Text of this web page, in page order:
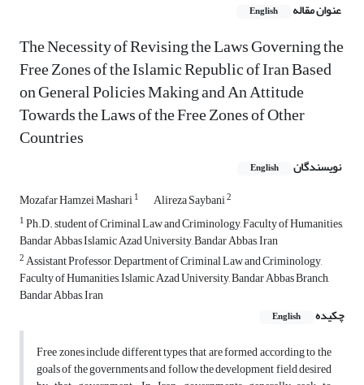
عنوان مقاله English
The Necessity of Revising the Laws Governing the
Free Zones of the Islamic Republic of Iran Based
on General Policies Making and An Attitude
Towards the Laws of the Free Zones of Other
Countries
نویسندگان English
Mozafar Hamzei Mashari1 Alireza Saybani2
1Ph.D. student of Criminal Law and Criminology, Faculty of Humanities,
Bandar Abbas Islamic Azad University, Bandar Abbas, Iran
2Assistant Professor, Department of Criminal Law and Criminology,
Faculty of Humanities, Islamic Azad University, Bandar Abbas Branch,
Bandar Abbas, Iran
چکیده
English
Free zones include different types that are formed according to the
goals of the governments and follow the development field desired